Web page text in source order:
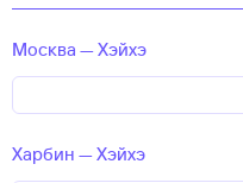
Москва — Хэйхэ
Харбин — Хэйхэ